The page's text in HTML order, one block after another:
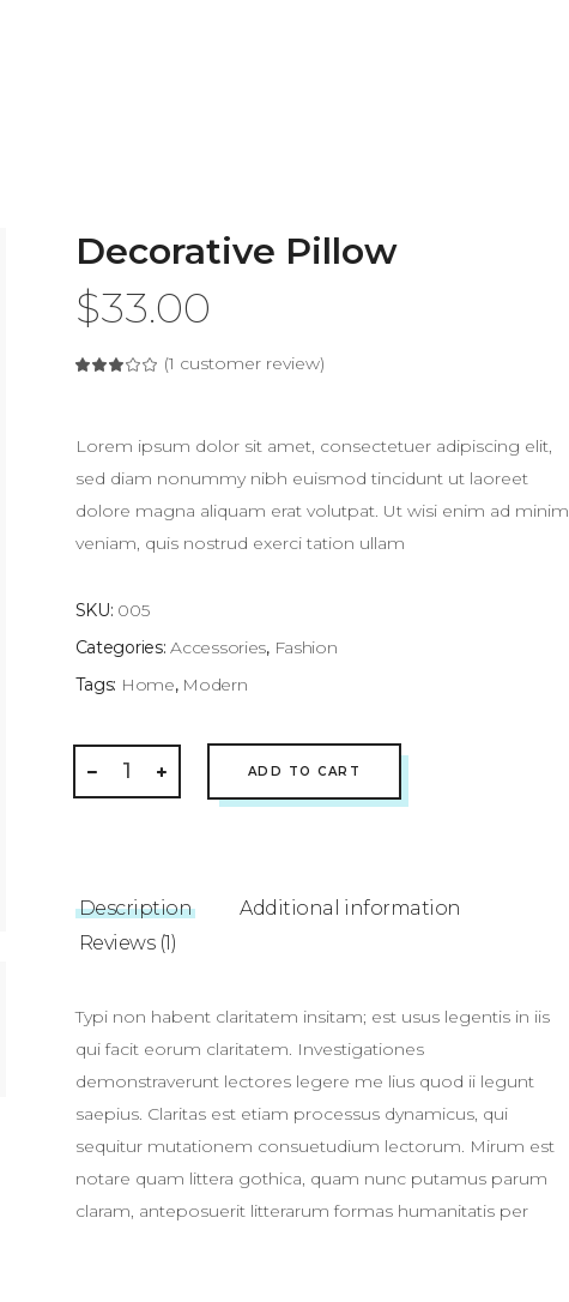
Decorative Pillow
$33.00
Rated
on
1
rating
(1 customer review)
Lorem ipsum dolor sit amet, consectetuer adipiscing elit,
sed diam nonummy nibh euismod tincidunt ut laoreet
dolore magna aliquam erat volutpat. Ut wisi enim ad minim
veniam, quis nostrud exerci tation ullam
SKU: 005
Categories:Accessories, Fashion
Tags: Home, Modern
Decorative
Pillow
ADD TO CART
Description
Additional information
Reviews (1)
Typi non habent claritatem insitam; est usus legentis in iis
qui facit eorum claritatem. Investigationes
demonstraverunt lectores legere me lius quod ii legunt
saepius. Claritas est etiam processus dynamicus, qui
sequitur mutationem consuetudium lectorum. Mirum est
notare quam littera gothica, quam nunc putamus parum
claram, anteposuerit litterarum formas humanitatis per